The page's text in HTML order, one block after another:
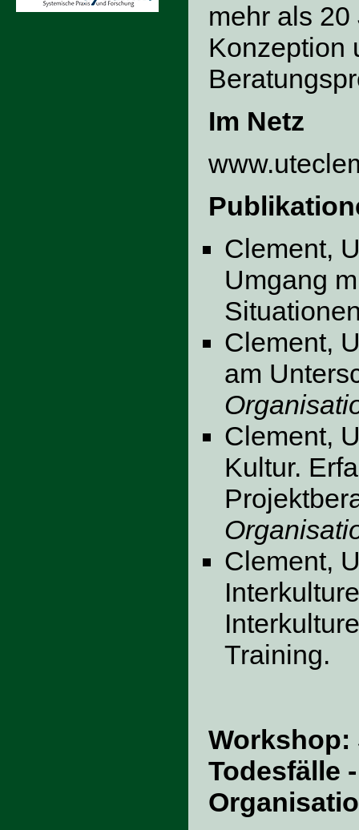
mehr als
Konzeption
Im Netz
Clement,
Umgang
Clement,
am
Clement,
Kultur.
Clement,
Training.
Workshop:
Todesfälle